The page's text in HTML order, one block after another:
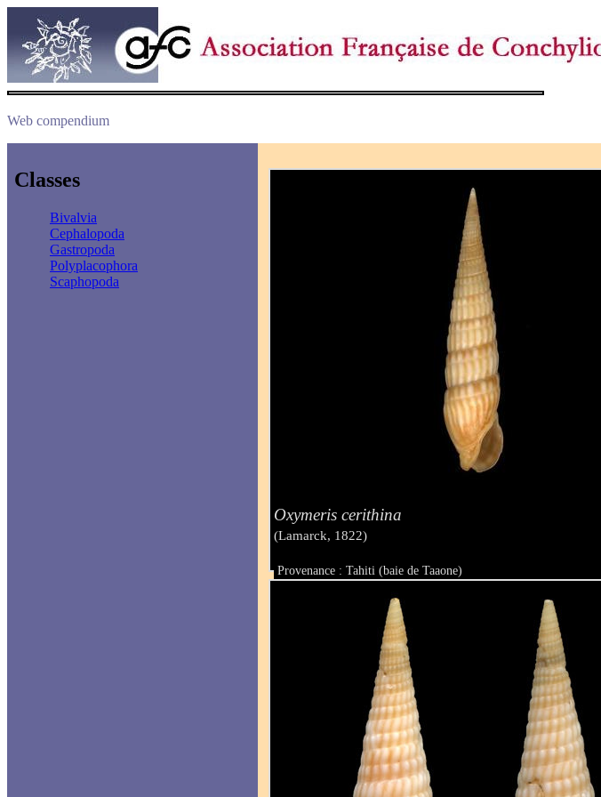
Web compendium
Classes
Bivalvia
Cephalopoda
Gastropoda
Polyplacophora
Scaphopoda
Oxymeris cerithina
(Lamarck, 1822)
Provenance : Tahiti (baie de Taaone)
Taille : 46,5 mm